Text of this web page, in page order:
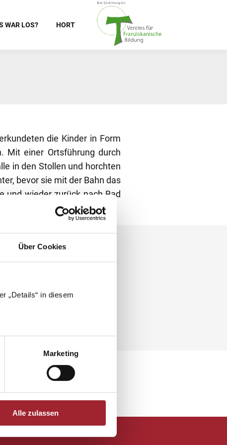
Über Cookies
„Details“ in diesem
Marketing
Alle zulassen
WAR LOS? HORT
die Kinder in Form
Mit einer Ortsführung durch
in den Stollen und horchten
bevor sie mit der Bahn das
und wieder zurück nach Bad